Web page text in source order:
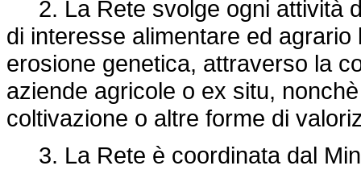
2. La Rete svolge ogni attività
di interesse alimentare ed
erosione genetica, attraverso la
aziende agricole o ex situ,
coltivazione o altre forme di
3. La Rete è coordinata dal